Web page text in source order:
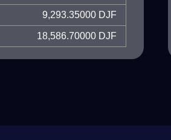
9,293.35000 DJF
18,586.70000 DJF